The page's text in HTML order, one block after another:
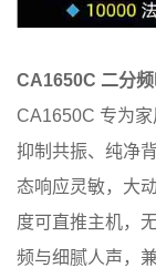
CA1650C 二分
CA1650C 专为家
抑制共振、纯净
态响应灵敏，大
度可直推主机，
频与细腻人声，